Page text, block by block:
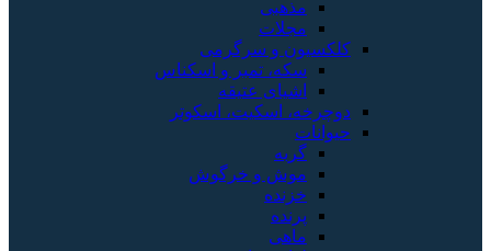
مذهبی
مجلات
کلکسیون و سرگرمی
سکه، تمبر و اسکناس
اشیای عتیقه
دوچرخه، اسکیت، اسکوتر
حیوانات
گربه
موش و خرگوش
خزنده
پرنده
ماهی